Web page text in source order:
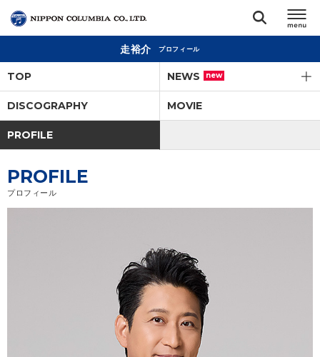
閉じる
アーティスト
ジャンル
走裕介 プロフィール
TOP NEWS new
DISCOGRAPHY MOVIE
PROFILE
PROFILE
プロフィール